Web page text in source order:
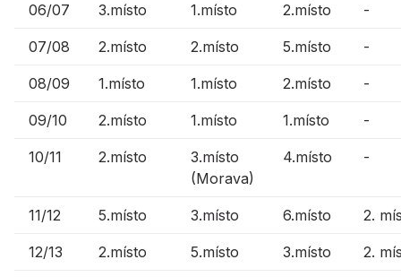
06/07 3.místo 1.místo 2.místo -
07/08 2.místo 2.místo 5.místo -
08/09 1.místo 1.místo 2.místo -
09/10 2.místo 1.místo 1.místo -
10/11 2.místo
3.místo
(Morava)
4.místo -
11/12 5.místo 3.místo 6.místo 2.
12/13 2.místo 5.místo 3.místo 2.